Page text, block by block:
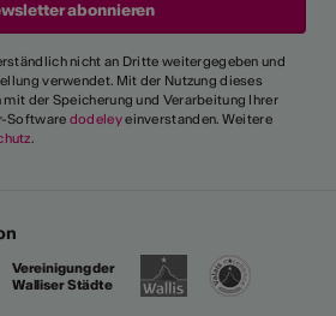
nicht an Dritte weitergegeben und
verwendet. Mit der Nutzung dieses
der Speicherung und Verarbeitung Ihrer
Software dodeleyeinverstanden. Weitere
.
Vereinigung der
Walliser Städte